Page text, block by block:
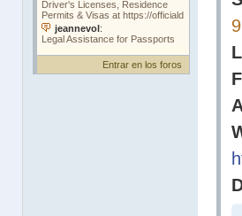
Entrar en los foros